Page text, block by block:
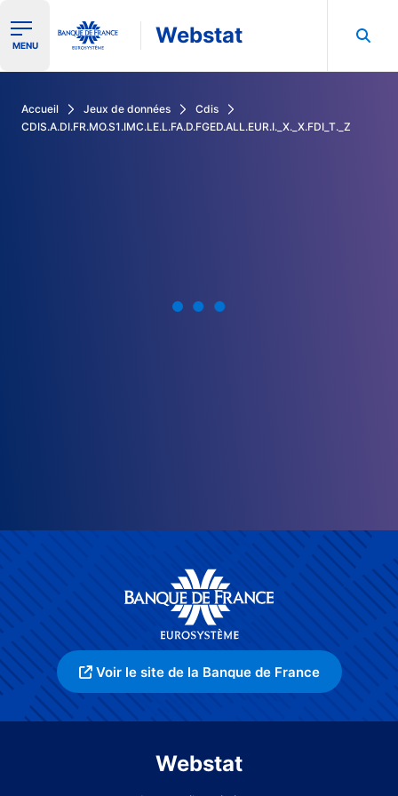
Ouvrir le menu de navigation
MENU Webstat
Accueil Jeux de données
Cdis
CDIS.A.DI.FR.MO.S1.IMC.LE.L.FA.D.FGED.ALL.EUR.I._X._X.FDI_T._Z
Voir le site de la Banque de France
Webstat